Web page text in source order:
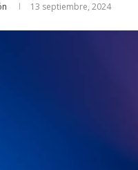
13 septiembre, 2024